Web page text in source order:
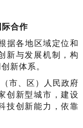
合作
据各地区域定位和
新与发展机制，构
新体系。
市、区）人民政府
创新型城市，建设
技创新能力，依靠